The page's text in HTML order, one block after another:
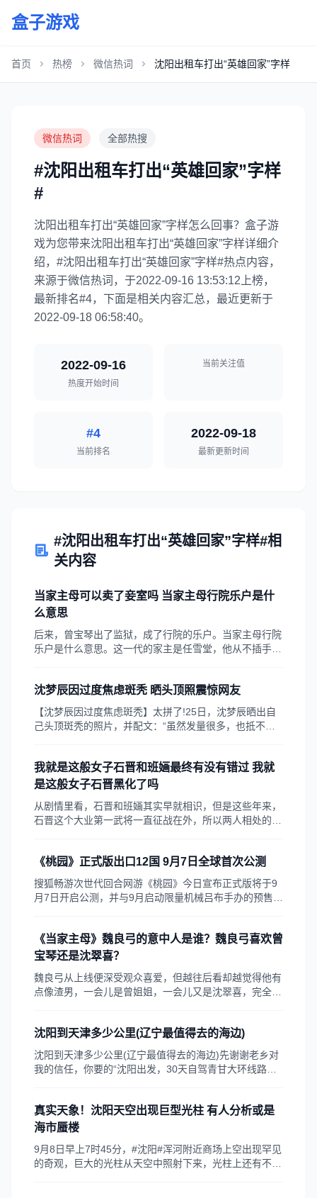
盒子游戏
首页 热榜 微信热词 沈阳出租车打出“英雄回家”字样
微信热词 全部热搜
#沈阳出租车打出“英雄回家”字样
#
沈阳出租车打出“英雄回家”字样怎么回事？盒子游
戏为您带来沈阳出租车打出“英雄回家”字样详细介
绍，#沈阳出租车打出“英雄回家”字样#热点内容，
来源于微信热词，于2022-09-16 13:53:12上榜，
最新排名#4，下面是相关内容汇总，最近更新于
2022-09-18 06:58:40。
2022-09-16
热度开始时间
当前关注值
#4
当前排名
2022-09-18
最新更新时间
#沈阳出租车打出“英雄回家”字样#相
关内容
当家主母可以卖了妾室吗 当家主母行院乐户是什
么意思
后来，曾宝琴出了监狱，成了行院的乐户。当家主母行院
乐户是什么意思。这一代的家主是任雪堂，他从不插手家
沈梦辰因过度焦虑斑秃 晒头顶照震惊网友
【沈梦辰因过度焦虑斑秃】太拼了!25日，沈梦辰晒出自
己头顶斑秃的照片，并配文：“虽然发量很多，也抵不过
冷”
我就是这般女子石晋和班婳最终有没有错过 我就
是这般女子石晋黑化了吗
从剧情里看，石晋和班婳其实早就相识，但是这些年来，
石晋这个大业第一武将一直征战在外，所以两人相处的机
然石相没有继续掺和，但是谢伯爷还是鼓捣了一群人，写
奏折在朝堂上搞事情。看到奏折之后，皇上陷入了纠结之
中，面对大臣们的巧言令色，容瑕马上站了出来，说这件
事是沈钰骗婚在先，才有了后来的一连串事情
《桃园》正式版出口12国 9月7日全球首次公测
搜狐畅游次世代回合网游《桃园》今日宣布正式版将于9
月7日开启公测，并与9月启动限量机械吕布手办的预售工
园》高级制作人沈力航先生表示：《桃园》成功走向海外
标志着中国回合网游打破了零出口的纪录，也说明了游...
《当家主母》魏良弓的意中人是谁？魏良弓喜欢曾
宝琴还是沈翠喜？
魏良弓从上线便深受观众喜爱，但越往后看却越觉得他有
点像渣男，一会儿是曾姐姐，一会儿又是沈翠喜，完全让
不知道自己的心意，别人又怎会知道，自以为自己喜欢的
是曾宝琴，却不知何时把心留在了沈翠喜哪里。魏良弓的
亲生母亲便是因嫡母而死，对于当家主母，他本因避之不
及，即使不这样，心里也总会有疙瘩，估计这也是他不愿
重病也不放弃，他本想为曾宝琴的生日做打算，谁知最后
刻画出来的
沈阳到天津多少公里(辽宁最值得去的海边)
沈阳到天津多少公里(辽宁最值得去的海边)先谢谢老乡对
我的信任，你要的“沈阳出发，30天自驾青甘大环线路线”
此，在过程中没走“捷径”，而绕行“甘南”等地。其间，经
过的景区景点以及“
真实天象！沈阳天空出现巨型光柱 有人分析或是
海市蜃楼
9月8日早上7时45分，#沈阳#浑河附近商场上空出现罕见
的奇观，巨大的光柱从天空中照射下来，光柱上还有不少